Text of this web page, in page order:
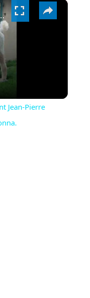
a repris la fille de Madonna.
Jean-Pierre